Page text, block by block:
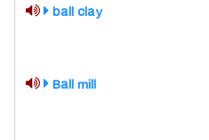
ball clay
Ball mill